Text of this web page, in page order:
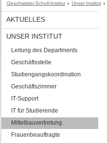
Geschwister-Scholl-Institut Unser Institut
AKTUELLES
UNSER INSTITUT
Leitung des Departments
Geschäftsstelle
Studiengangskoordination
Geschäftszimmer
IT-Support
IT für Studierende
Mittelbauvertretung
Frauenbeauftragte